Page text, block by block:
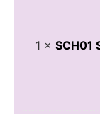
1 × SCH01